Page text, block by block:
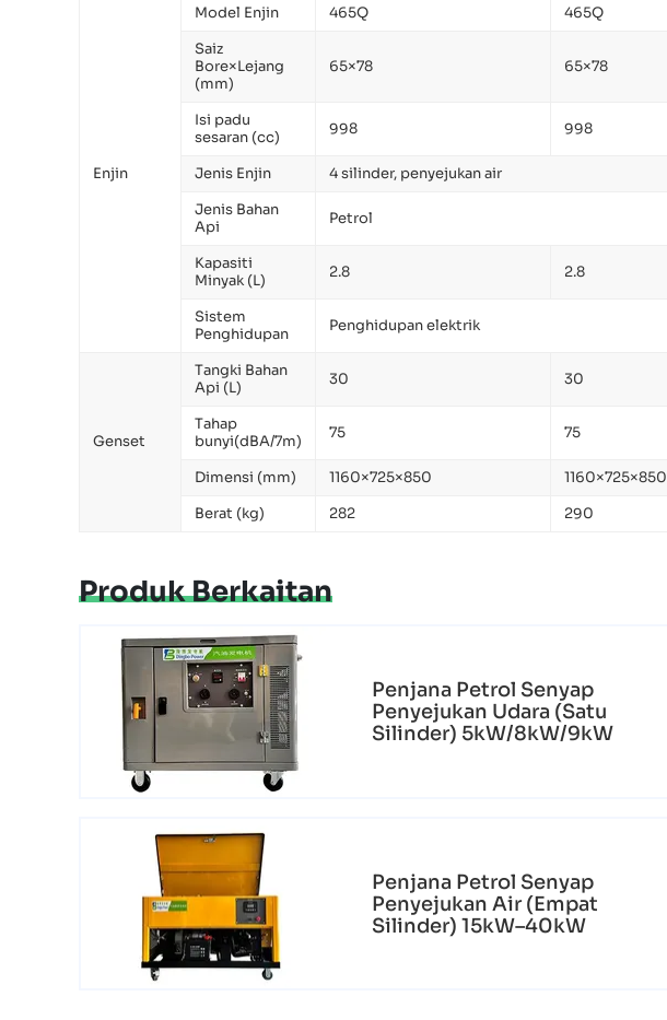
Enjin
Model Enjin 465Q 465Q
Saiz
Bore×Lejang
(mm)
65×78 65×78
Isi padu
sesaran (cc)
998 998
Jenis Enjin 4 silinder, penyejukan air
Jenis Bahan
Api
Petrol
Kapasiti
Minyak (L)
2.8 2.8
Sistem
Penghidupan
Penghidupan elektrik
Genset
Tangki Bahan
Api (L)
30 30
Tahap
bunyi(dBA/7m)
75 75
Dimensi (mm) 1160×725×850 1160×725×850
Berat (kg) 282 290
Produk Berkaitan
Penjana Petrol Senyap
Penyejukan Udara (Satu
Silinder) 5kW/8kW/9kW
Penjana Petrol Senyap
Penyejukan Air (Empat
Silinder) 15kW–40kW